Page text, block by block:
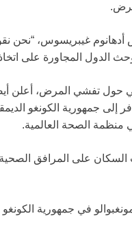
أدهانوم غيبريسوس، “نحن
الدول المجاورة على
إلى جمهورية الكونغو
منظمة الصحة العالمية.
على المرافق
في جمهورية